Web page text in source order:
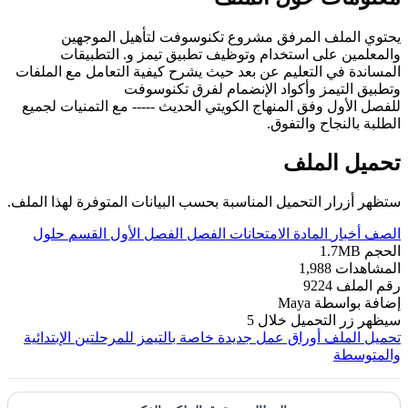
يحتوي الملف المرفق مشروع تكنوسوفت لتأهيل الموجهين
والمعلمين على استخدام وتوظيف تطبيق تيمز و. التطبيقات
المساندة في التعليم عن بعد حيث يشرح كيفية التعامل مع الملفات
وتطبيق التيمز وأكواد الإنضمام لفرق تكنوسوفت
للفصل الأول وفق المنهاج الكويتي الحديث ----- مع التمنيات لجميع
الطلبة بالنجاح والتفوق.
تحميل الملف
ستظهر أزرار التحميل المناسبة بحسب البيانات المتوفرة لهذا الملف.
الصف أخبار المادة الامتحانات الفصل الفصل الأول القسم حلول
الحجم 1.7MB
المشاهدات 1,988
رقم الملف 9224
إضافة بواسطة Maya
سيظهر زر التحميل خلال 5
تحميل الملف
أوراق عمل جديدة خاصة بالتيمز للمرحلتين الإبتدائية
والمتوسطة